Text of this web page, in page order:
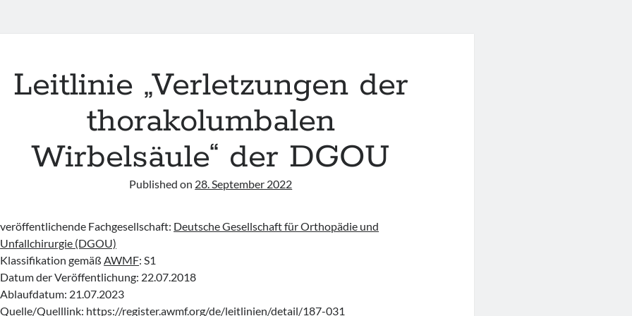
Leitlinie „Verletzungen der
thorakolumbalen
Wirbelsäule“ der DGOU
Published on 28. September 2022
veröffentlichende Fachgesellschaft: Deutsche Gesellschaft für Orthopädie und
Unfallchirurgie (DGOU)
Klassifikation gemäßAWMF: S1
Datum der Veröffentlichung: 22.07.2018
Ablaufdatum: 21.07.2023
Quelle/Quelllink: https://register.awmf.org/de/leitlinien/detail/187-031